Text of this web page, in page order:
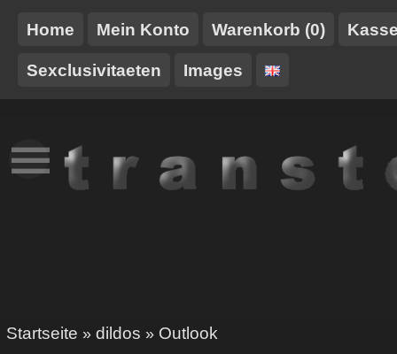
Home Mein Konto Warenkorb (0)
Sexclusivitaeten Images
NEUES
TT-
TRANSTOY
GURTE/HARNESSE
Startseite » dildos » Outlook